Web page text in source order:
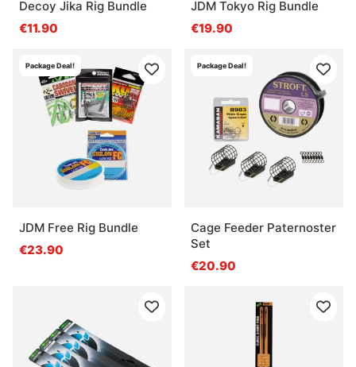
Decoy Jika Rig Bundle
€11.90
JDM Tokyo Rig Bundle
€19.90
Package Deal!
JDM Free Rig Bundle
€23.90
Package Deal!
Cage Feeder Paternoster
Set
€20.90